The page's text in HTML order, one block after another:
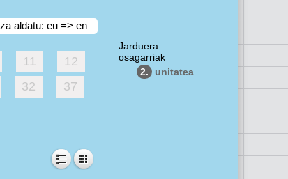
aldatu: eu => en
11
12
32
37
Jarduera
osagarriak
2.
unitatea